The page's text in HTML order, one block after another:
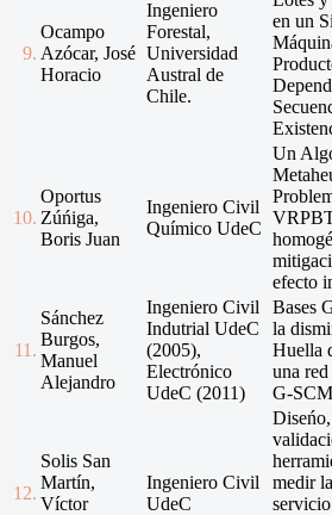
9.
Ocampo
Azócar, José
Horacio
Ingeniero
Forestal,
Universidad
Austral de
Chile.
en un
10.
Oportus
Zúńiga,
Boris Juan
Ingeniero Civil
Químico UdeC
Un
efecto
11.
Sánchez
Burgos,
Manuel
Alejandro
Ingeniero Civil
Indutrial UdeC
(2005),
Electrónico
UdeC (2011)
Bases
la
Huella
una
G-SCM
12.
Solis San
Martín,
Víctor
Ingeniero Civil
UdeC
medir